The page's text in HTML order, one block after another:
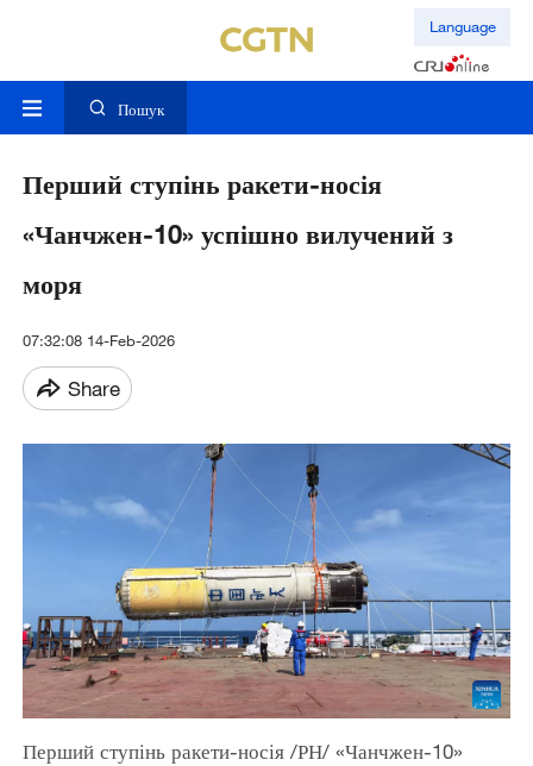
Language
Пошук
Перший ступінь ракети-носія
«Чанчжен-10» успішно вилучений з
моря
07:32:08 14-Feb-2026
Share
Перший ступінь ракети-носія /РН/ «Чанчжен-10»